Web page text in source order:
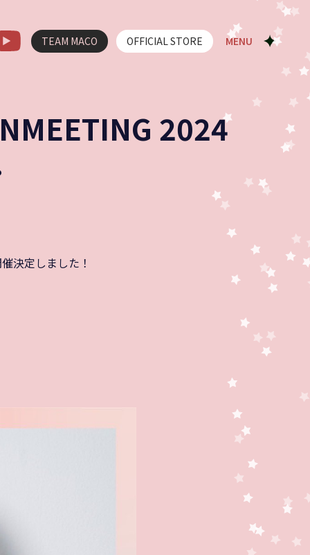
TEAM MACO OFFICIAL STORE MENU
2024
決定しました！